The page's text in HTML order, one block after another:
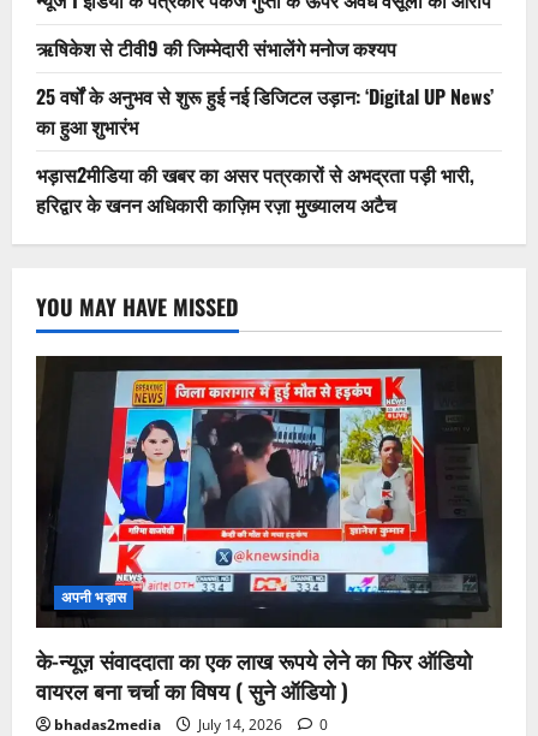
ऋषिकेश से टीवी9 की जिम्मेदारी संभालेंगे मनोज कश्यप
25 वर्षों के अनुभव से शुरू हुई नई डिजिटल उड़ान: ‘Digital UP News’
का हुआ शुभारंभ
भड़ास2मीडिया की खबर का असर पत्रकारों से अभद्रता पड़ी भारी,
हरिद्वार के खनन अधिकारी काज़िम रज़ा मुख्यालय अटैच
YOU MAY HAVE MISSED
अपनी भड़ास
के-न्यूज़ संवाददाता का एक लाख रूपये लेने का फिर ऑडियो
वायरल बना चर्चा का विषय ( सुने ऑडियो )
bhadas2media July 14, 2026 0